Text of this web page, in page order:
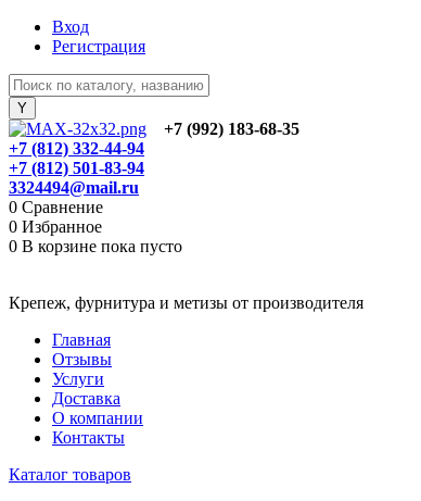
Вход
Регистрация
+7 (992) 183-68-35
+7 (812) 332-44-94
+7 (812) 501-83-94
3324494@mail.ru
0 Сравнение
0 Избранное
0 В корзине пока пусто
Крепеж, фурнитура и метизы от производителя
Главная
Отзывы
Услуги
Доставка
О компании
Контакты
Каталог товаров